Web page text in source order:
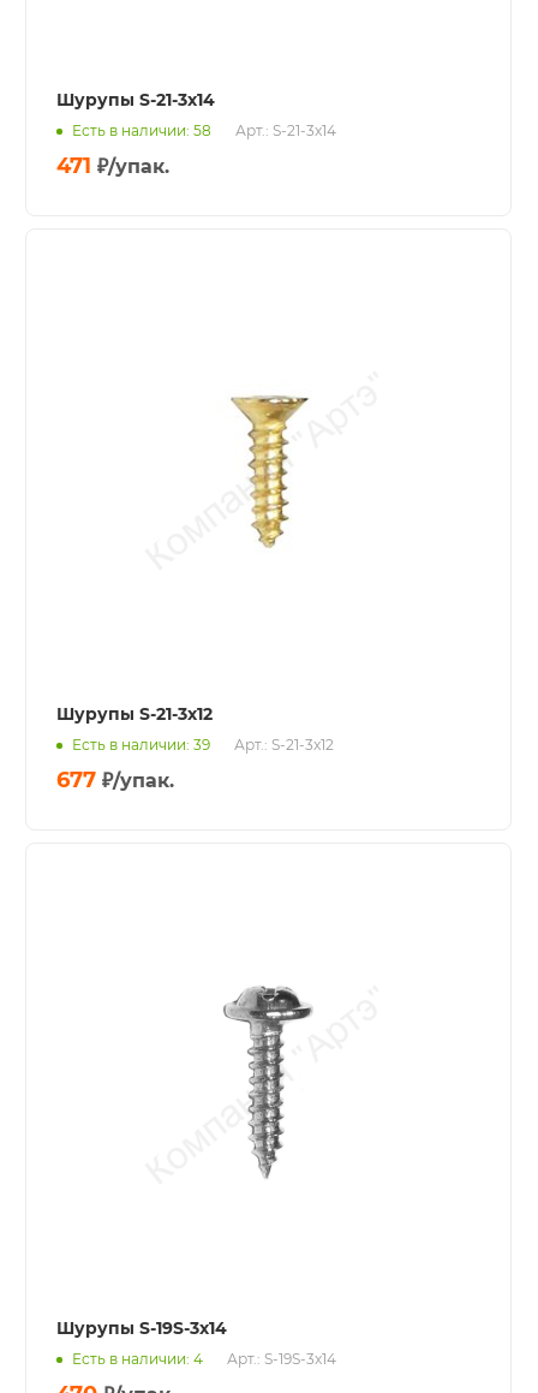
Шурупы S-21-3x14
Есть в наличии: 58 Арт.: S-21-3x14
471 ₽/упак.
Шурупы S-21-3x12
Есть в наличии: 39 Арт.: S-21-3x12
677 ₽/упак.
Шурупы S-19S-3x14
Есть в наличии: 4 Арт.: S-19S-3x14